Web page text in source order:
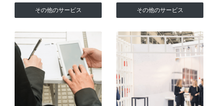
その他のサービス その他のサービス